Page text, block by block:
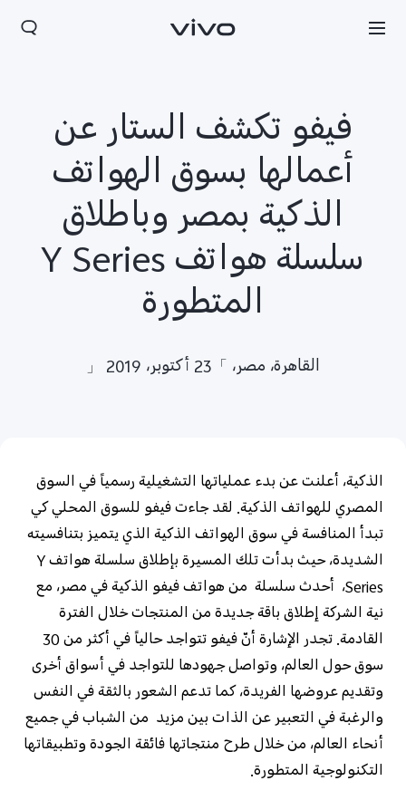
فيفو تكشف الستار عن
أعمالها بسوق الهواتف
الذكية بمصر وباطلاق
سلسلة هواتف Y Series
المتطورة
القاهرة، مصر، 」23 أكتوبر، 2019 「
الذكية، أعلنت عن بدء عملياتها التشغيلية رسمياً في السوق
المصري للهواتف الذكية. لقد جاءت فيفو للسوق المحلي كي
تبدأ المنافسة في سوق الهواتف الذكية الذي يتميز بتنافسيته
الشديدة، حيث بدأت تلك المسيرة بإطلاق سلسلة هواتفY
Series، أحدث سلسلة من هواتف فيفو الذكية في مصر، مع
نية الشركة إطلاق باقة جديدة من المنتجات خلال الفترة
القادمة. تجدر الإشارة أنّ فيفو تتواجد حالياً في أكثر من 30
سوق حول العالم، وتواصل جهودها للتواجد في أسواق أخرى
وتقديم عروضها الفريدة، كما تدعم الشعور بالثقة في النفس
والرغبة في التعبير عن الذات بين مزيد من الشباب في جميع
أنحاء العالم، من خلال طرح منتجاتها فائقة الجودة وتطبيقاتها
التكنولوجية المتطورة.